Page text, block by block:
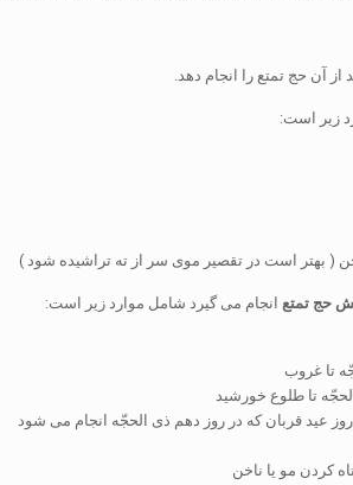
از آن حج تمتع را انجام دهد.
زیر است:
( بهتر است در تقصیر موی سر از ته تراشیده شود )
حج تمتع انجام می گیرد شامل موارد زیر است:
تا غروب
تا طلوع خورشید
عید قربان که در روز دهم ذی الحجّه انجام می شود
کردن مو یا ناخن